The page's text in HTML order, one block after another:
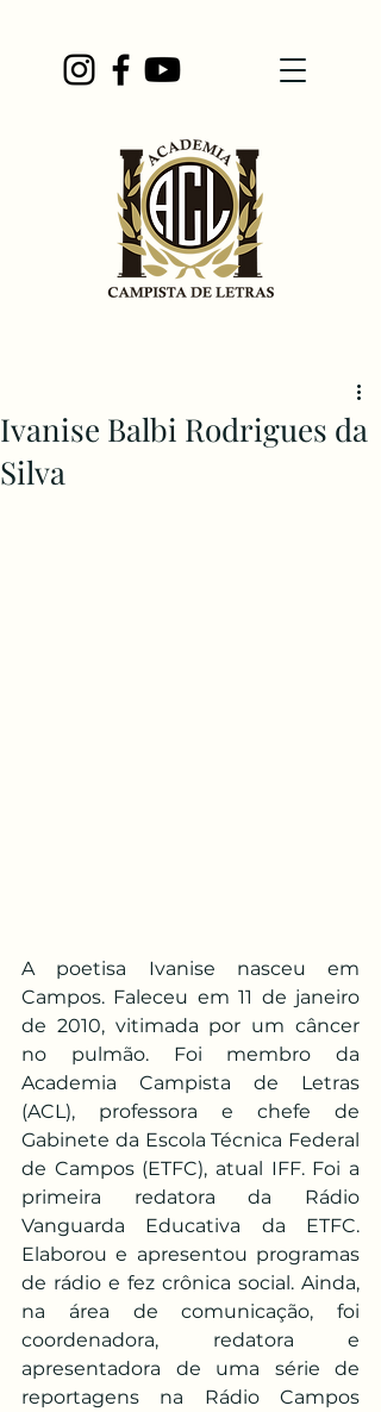
Ivanise Balbi Rodrigues da
Silva
A poetisa Ivanise nasceu em
Campos. Faleceu em 11 de janeiro
de 2010, vitimada por um câncer
no pulmão. Foi membro da
Academia Campista de Letras
(ACL), professora e chefe de
Gabinete da Escola Técnica Federal
de Campos (ETFC), atual IFF. Foi a
primeira redatora da Rádio
Vanguarda Educativa da ETFC.
Elaborou e apresentou programas
de rádio e fez crônica social. Ainda,
na área de comunicação, foi
coordenadora, redatora e
apresentadora de uma série de
reportagens na Rádio Campos